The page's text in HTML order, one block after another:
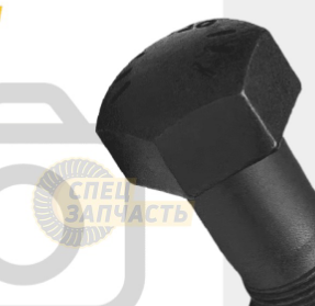
SUMITOMO
JOHN DEERE